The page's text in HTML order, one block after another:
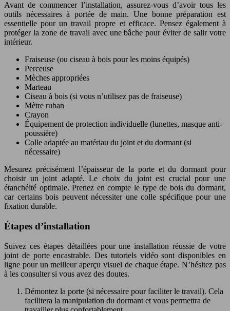
Avant de commencer l’installation, assurez-vous d’avoir tous les
outils nécessaires à portée de main. Une bonne préparation est
essentielle pour un travail propre et efficace. Pensez également à
protéger la zone de travail avec une bâche pour éviter de salir votre
intérieur.
Fraiseuse (ou ciseau à bois pour les moins équipés)
Perceuse
Mèches appropriées
Marteau
Ciseau à bois (si vous n’utilisez pas de fraiseuse)
Mètre ruban
Crayon
Équipement de protection individuelle (lunettes, masque anti-
poussière)
Colle adaptée au matériau du joint et du dormant (si
nécessaire)
Mesurez précisément l’épaisseur de la porte et du dormant pour
choisir un joint adapté. Le choix du joint est crucial pour une
étanchéité optimale. Prenez en compte le type de bois du dormant,
car certains bois peuvent nécessiter une colle spécifique pour une
fixation durable.
Étapes d’installation
Suivez ces étapes détaillées pour une installation réussie de votre
joint de porte encastrable. Des tutoriels vidéo sont disponibles en
ligne pour un meilleur aperçu visuel de chaque étape. N’hésitez pas
à les consulter si vous avez des doutes.
Démontez la porte (si nécessaire pour faciliter le travail). Cela
facilitera la manipulation du dormant et vous permettra de